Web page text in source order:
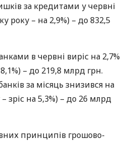
за кредитами у червні
року – на 2,9%) – до 832,5
в червні виріс на 2,7%
– до 219,8 млрд грн.
за місяць знизився на
зріс на 5,3%) – до 26 млрд
принципів грошово-